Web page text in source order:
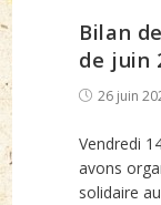
Bilan
de juin
Post26 juin
Vendredi
avons
solidaire